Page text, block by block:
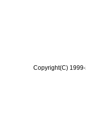
Copyright(C)